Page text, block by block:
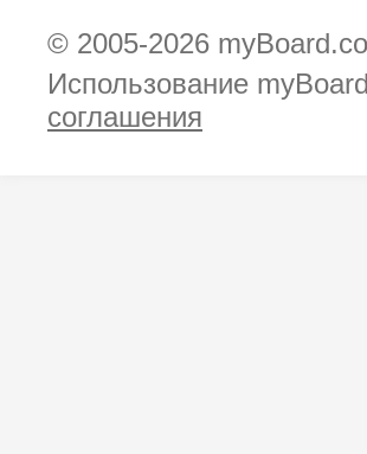
© 2005-2026
Использование
соглашения